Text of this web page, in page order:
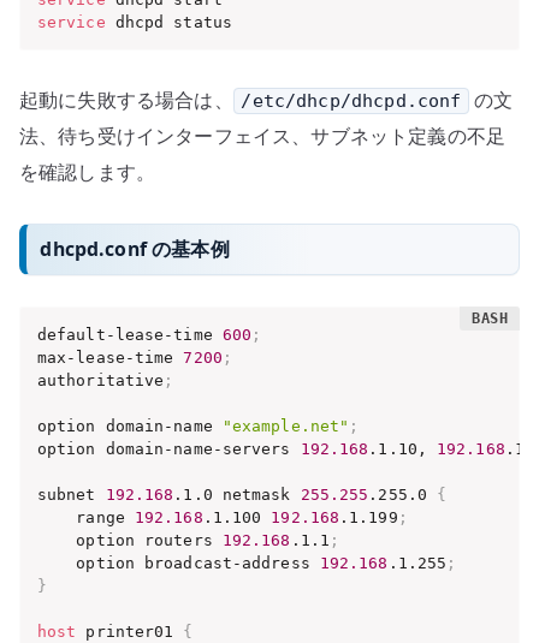
service dhcpd status
起動に失敗する場合は、 /etc/dhcp/dhcpd.conf
の文
法、待ち受けインターフェイス、サブネット定義の不足
を確認します。
dhcpd.conf の基本例
default-lease-time 600 ;
max-lease-time 7200 ;
authoritative ;
option domain-name "example.net" ;
option domain-name-servers 192.168 .1.10, 192.168
subnet 192.168 .1.0 netmask 255.255 .255.0 {
    range
192.168 .1.100 192.168 .1.199 ;
    option routers
192.168 .1.1 ;
    option broadcast-address
192.168 .1.255 ;
}
host printer01 {